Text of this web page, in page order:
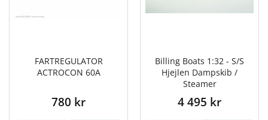
FARTREGULATOR
ACTROCON 60A
780 kr
Billing Boats 1:32 - S/S
Hjejlen Dampskib /
Steamer
4 495 kr